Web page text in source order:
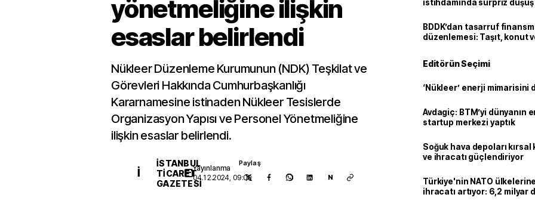
yönetmeliğine ilişkin
esaslar belirlendi
Nükleer Düzenleme Kurumunun (NDK) Teşkilat ve
Görevleri Hakkında Cumhurbaşkanlığı
Kararnamesine istinaden Nükleer Tesislerde
Organizasyon Yapısı ve Personel Yönetmeliğine
ilişkin esaslar belirlendi.
İ
İSTANBUL
TICARET
GAZETESI
Yayınlanma
04.12.2024, 09:09
Paylaş
N
istihdamında sürpriz düşüş
BDDK’dan tasarruf
düzenlemesi: Taşıt, konut
Editörün Seçimi
‘Nükleer’ enerji mimarisini
Avdagiç: BTM’yi dünyanın
startup merkezi yaptık
Soğuk hava depoları kırsal
ve ihracatı güçlendiriyor
Türkiye'nin NATO
ihracatı artıyor: 6,2 milyar